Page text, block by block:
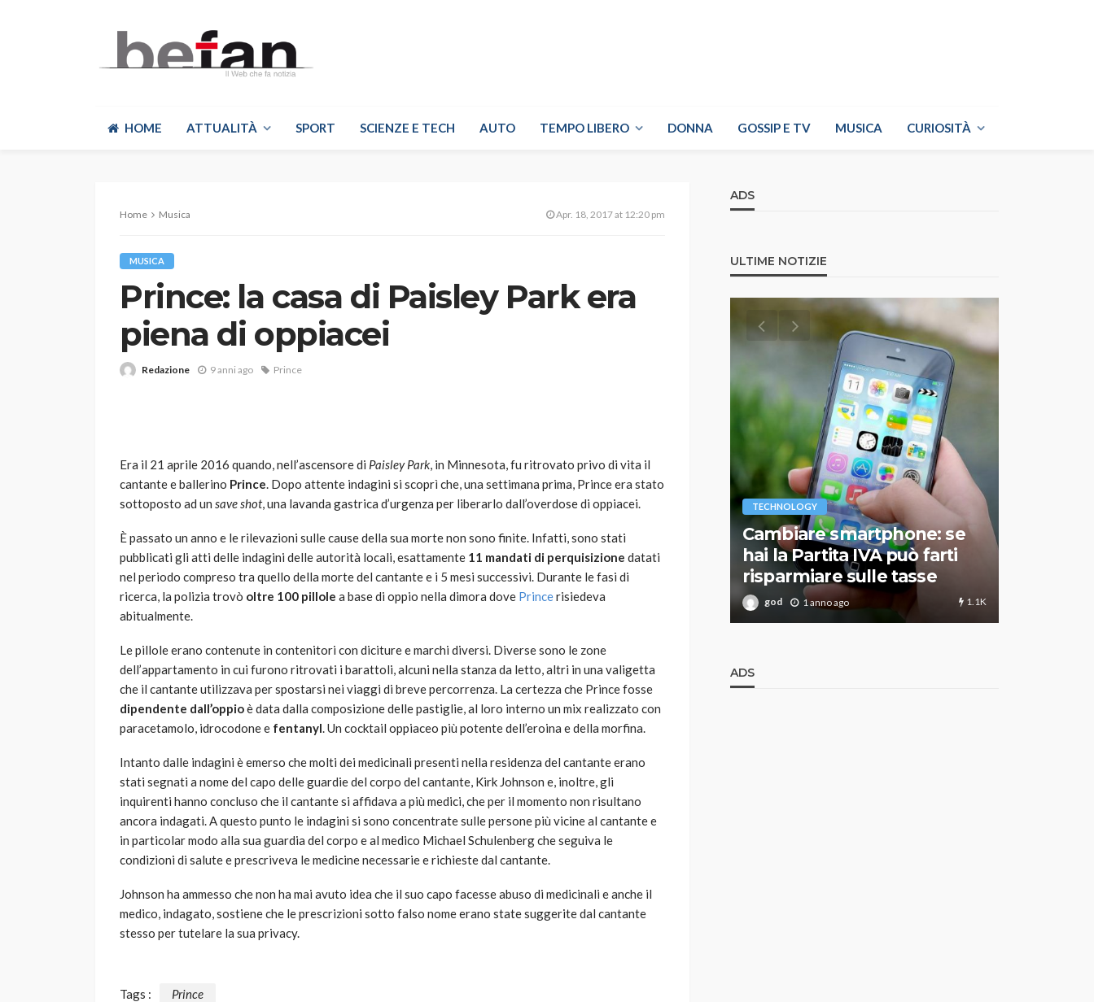
HOME ATTUALITÀ SPORT SCIENZE E TECH AUTO TEMPO LIBERO DONNA GOSSIP E TV MUSICA CURIOSITÀ
Home Musica Apr. 18, 2017 at 12:20 pm
MUSICA
Prince: la casa di Paisley Park era
piena di oppiacei
Redazione 9 anni ago Prince
Era il 21 aprile 2016 quando, nell’ascensore di Paisley Park, in Minnesota, fu ritrovato privo di vita il
cantante e ballerino Prince. Dopo attente indagini si scoprì che, una settimana prima, Prince era stato
sottoposto ad un save shot, una lavanda gastrica d’urgenza per liberarlo dall’overdose di oppiacei.
È passato un anno e le rilevazioni sulle cause della sua morte non sono finite. Infatti, sono stati
pubblicati gli atti delle indagini delle autorità locali, esattamente 11 mandati di perquisizione datati
nel periodo compreso tra quello della morte del cantante e i 5 mesi successivi. Durante le fasi di
ricerca, la polizia trovò oltre 100 pillole a base di oppio nella dimora dove Princerisiedeva
abitualmente.
Le pillole erano contenute in contenitori con diciture e marchi diversi. Diverse sono le zone
dell’appartamento in cui furono ritrovati i barattoli, alcuni nella stanza da letto, altri in una valigetta
che il cantante utilizzava per spostarsi nei viaggi di breve percorrenza. La certezza che Prince fosse
dipendente dall’oppioè data dalla composizione delle pastiglie, al loro interno un mix realizzato con
paracetamolo, idrocodone e fentanyl. Un cocktail oppiaceo più potente dell’eroina e della morfina.
Intanto dalle indagini è emerso che molti dei medicinali presenti nella residenza del cantante erano
stati segnati a nome del capo delle guardie del corpo del cantante, Kirk Johnson e, inoltre, gli
inquirenti hanno concluso che il cantante si affidava a più medici, che per il momento non risultano
ancora indagati. A questo punto le indagini si sono concentrate sulle persone più vicine al cantante e
in particolar modo alla sua guardia del corpo e al medico Michael Schulenberg che seguiva le
condizioni di salute e prescriveva le medicine necessarie e richieste dal cantante.
Johnson ha ammesso che non ha mai avuto idea che il suo capo facesse abuso di medicinali e anche il
medico, indagato, sostiene che le prescrizioni sotto falso nome erano state suggerite dal cantante
stesso per tutelare la sua privacy.
Tags : Prince
ADS
ULTIME NOTIZIE
Robot tagliaerba: quale
scegliere per il tuo prato
god 1 anno ago 786
AUTO SPORT
MG alle Final 8 di Coppa
Davis: tennis mondiale e
passione per
l’automobilismo
abbracciano la stessa causa
god 9 mesi ago
TECHNOLOGY
Cambiare smartphone: se
hai la Partita IVA può farti
risparmiare sulle tasse
god 1 anno ago 1.1K
ADS